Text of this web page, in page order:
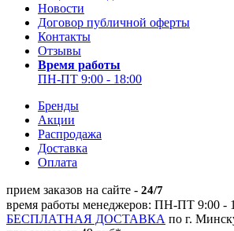
Новости
Договор публичной оферты
Контакты
Отзывы
Время работы
ПН-ПТ 9:00 - 18:00
Бренды
Акции
Распродажа
Доставка
Оплата
прием заказов на сайте - 24/7
время работы менеджеров: ПН-ПТ 9:00 -
БЕСПЛАТНАЯ ДОСТАВКА по г.